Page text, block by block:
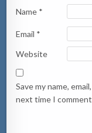
Name *
Email *
Website
Save my name,
next time I